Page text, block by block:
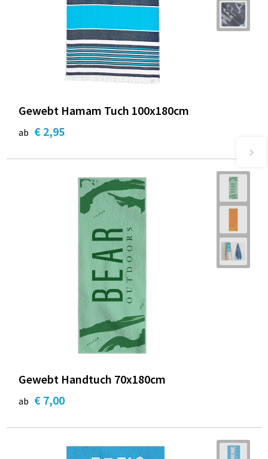
Gewebt Hamam Tuch 100x180cm
ab € 2,95
Gewebt Handtuch 70x180cm
ab € 7,00